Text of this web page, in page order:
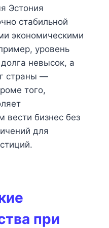
Эстония
стабильной
экономическими
уровень
невысок, а
страны —
того,
вести бизнес без
для
при